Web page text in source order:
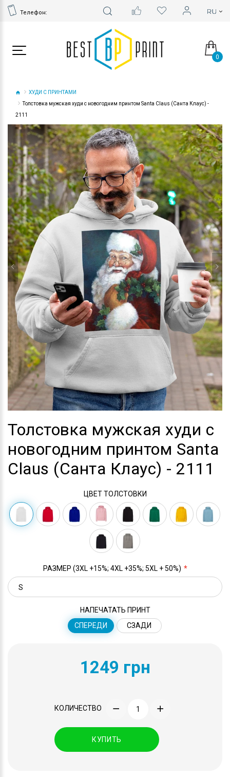
Телефон:
0
ХУДИ С ПРИНТАМИ
Толстовка мужская худи с новогодним принтом Santa Claus (Санта Клаус) -
2111
Толстовка мужская худи с
новогодним принтом Santa
Claus (Санта Клаус) - 2111
ЦВЕТ ТОЛСТОВКИ
РАЗМЕР (3XL +15%; 4XL +35%; 5XL + 50%)
НАПЕЧАТАТЬ ПРИНТ
СПЕРЕДИ
СЗАДИ
1249 грн
КОЛИЧЕСТВО
КУПИТЬ